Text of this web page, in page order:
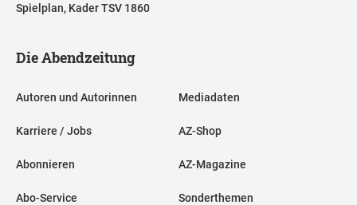
Spielplan, Kader TSV 1860
Die Abendzeitung
Autoren und Autorinnen
Karriere / Jobs
Abonnieren
Abo-Service
Mediadaten
AZ-Shop
AZ-Magazine
Sonderthemen